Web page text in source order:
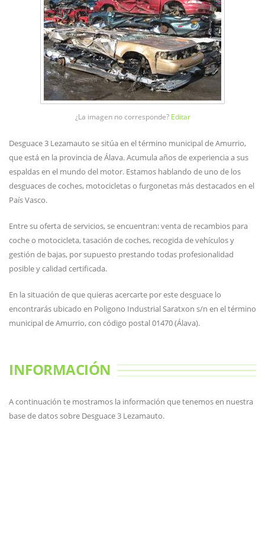
¿La imagen no corresponde? Editar
Desguace 3 Lezamauto se sitúa en el término municipal de Amurrio,
que está en la provincia de Álava. Acumula años de experiencia a sus
espaldas en el mundo del motor. Estamos hablando de uno de los
desguaces de coches, motocicletas o furgonetas más destacados en el
País Vasco.
Entre su oferta de servicios, se encuentran: venta de recambios para
coche o motocicleta, tasación de coches, recogida de vehículos y
gestión de bajas, por supuesto prestando todas profesionalidad
posible y calidad certificada.
En la situación de que quieras acercarte por este desguace lo
encontrarás ubicado en Poligono Industrial Saratxon s/n en el término
municipal de Amurrio, con código postal 01470 (Álava).
INFORMACIÓN
A continuación te mostramos la información que tenemos en nuestra
base de datos sobre Desguace 3 Lezamauto.